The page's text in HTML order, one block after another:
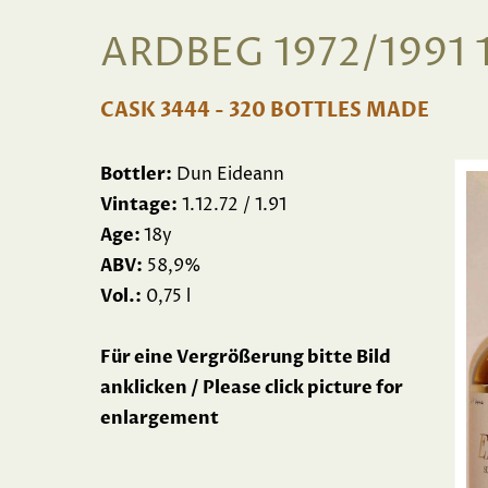
ARDBEG 1972/1991
CASK 3444 - 320 BOTTLES MADE
Bottler: Dun Eideann
Vintage: 1.12.72 / 1.91
Age:18y
ABV: 58,9%
Vol.: 0,75 l
Für eine Vergrößerung bitte Bild
anklicken / Please click picture for
enlargement